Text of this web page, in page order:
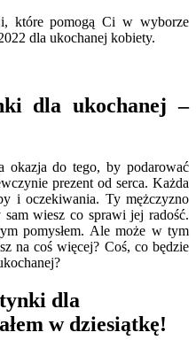
które pomogą Ci w wyborze
dla ukochanej kobiety.
dla ukochanej –
okazja do tego, by podarować
prezent od serca. Każda
i oczekiwania. Ty mężczyzno
wiesz co sprawi jej radość.
pomysłem. Ale może w tym
na coś więcej? Coś, co będzie
dla
w dziesiątkę!